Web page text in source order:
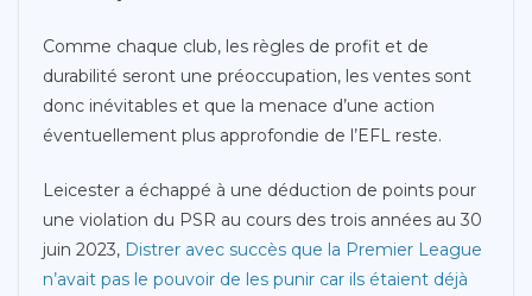
Comme chaque club, les règles de profit et de
durabilité seront une préoccupation, les ventes sont
donc inévitables et que la menace d’une action
éventuellement plus approfondie de l’EFL reste.
Leicester a échappé à une déduction de points pour
une violation du PSR au cours des trois années au 30
juin 2023, Distrer avec succès que la Premier League
n’avait pas le pouvoir de les punir car ils étaient déjà